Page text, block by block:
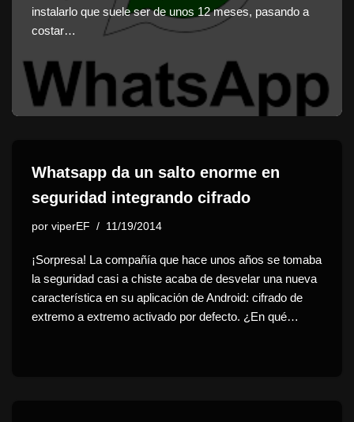
instalarlo que suele ser de unos 12 meses, pasando a
costar…
Whatsapp da un salto enorme en
seguridad integrando cifrado
por viperEF 11/19/2014
¡Sorpresa! La compañía que hace unos años se tomaba
la seguridad casi a chiste acaba de desvelar una nueva
característica en su aplicación de Android: cifrado de
extremo a extremo activado por defecto. ¿En qué…